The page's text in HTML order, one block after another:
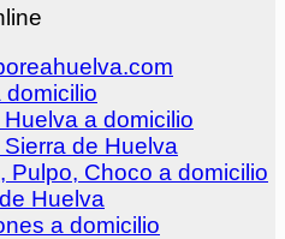
domicilio
a domicilio
de Huelva
Pulpo, Choco a domicilio
Huelva
a domicilio